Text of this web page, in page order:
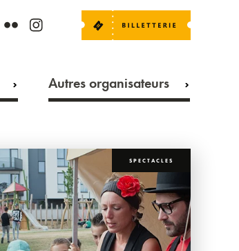
Autres organisateurs
SPECTACLES